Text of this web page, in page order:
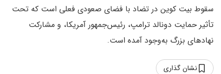
سقوط بیت کوین در تضاد با فضای صعودی فعلی است که تحت
تأثیر حمایت دونالد ترامپ، رئیس‌جمهور آمریکا، و مشارکت
نهادهای بزرگ به‌وجود آمده است.
نشان گذاری